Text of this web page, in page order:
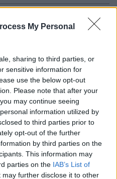
My Personal
sharing to third parties, or
sensitive information for
use the below opt-out
Please note that after your
may continue seeing
information utilized by
to third parties prior to
opt-out of the further
by third parties on the
This information may
parties on the IAB’s List of
may further disclose it to other
of Sorrow»
⇑
Vidéos
Corriger une erreur